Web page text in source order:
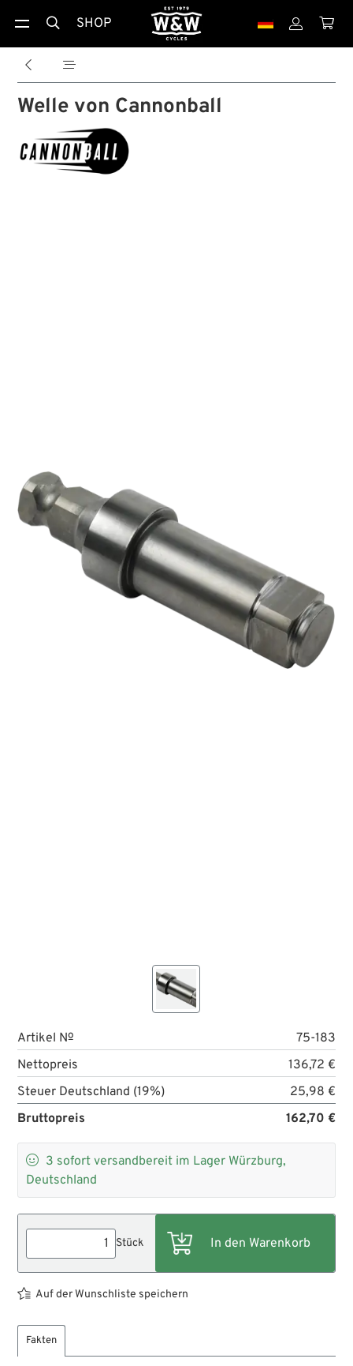
 SHOP  
 
Welle von Cannonball
Artikel №
75-183
Nettopreis
136,72 €
Steuer Deutschland (19%)
25,98 €
Bruttopreis
162,70 €
 3 sofort versandbereit im Lager Würzburg,
Deutschland
Stück
Auf der Wunschliste speichern
Fakten